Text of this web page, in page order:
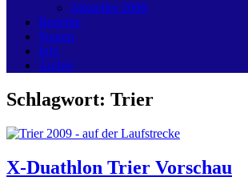
Aktuelles 2008
Berichte
Touren
Info
Archiv
Schlagwort: Trier
X-Duathlon Trier Vorschau